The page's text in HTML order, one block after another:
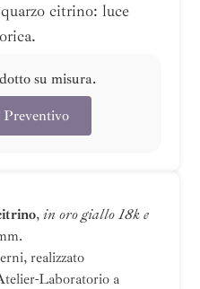
citrino: luce
su misura.
, in oro giallo 18k e
realizzato
Laboratorio a